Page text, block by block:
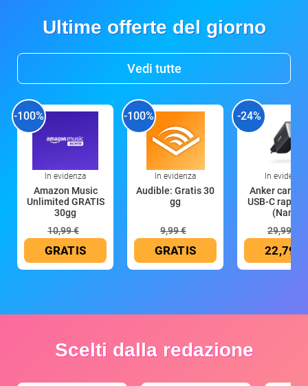
Ultime offerte del giorno
Vedi tutte
-100%
In evidenza
Amazon Music
Unlimited GRATIS
30gg
10,99 €
GRATIS
-100%
In evidenza
Audible: Gratis 30
gg
9,99 €
GRATIS
-24%
In evidenza
Anker
USB-C rapido
(Nano
29,99 €
22,79 €
Scelti dalla redazione